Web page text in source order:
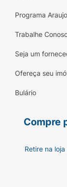
Programa
Trabalhe
Seja um
Ofereça seu
Bulário
Compre
Retire na